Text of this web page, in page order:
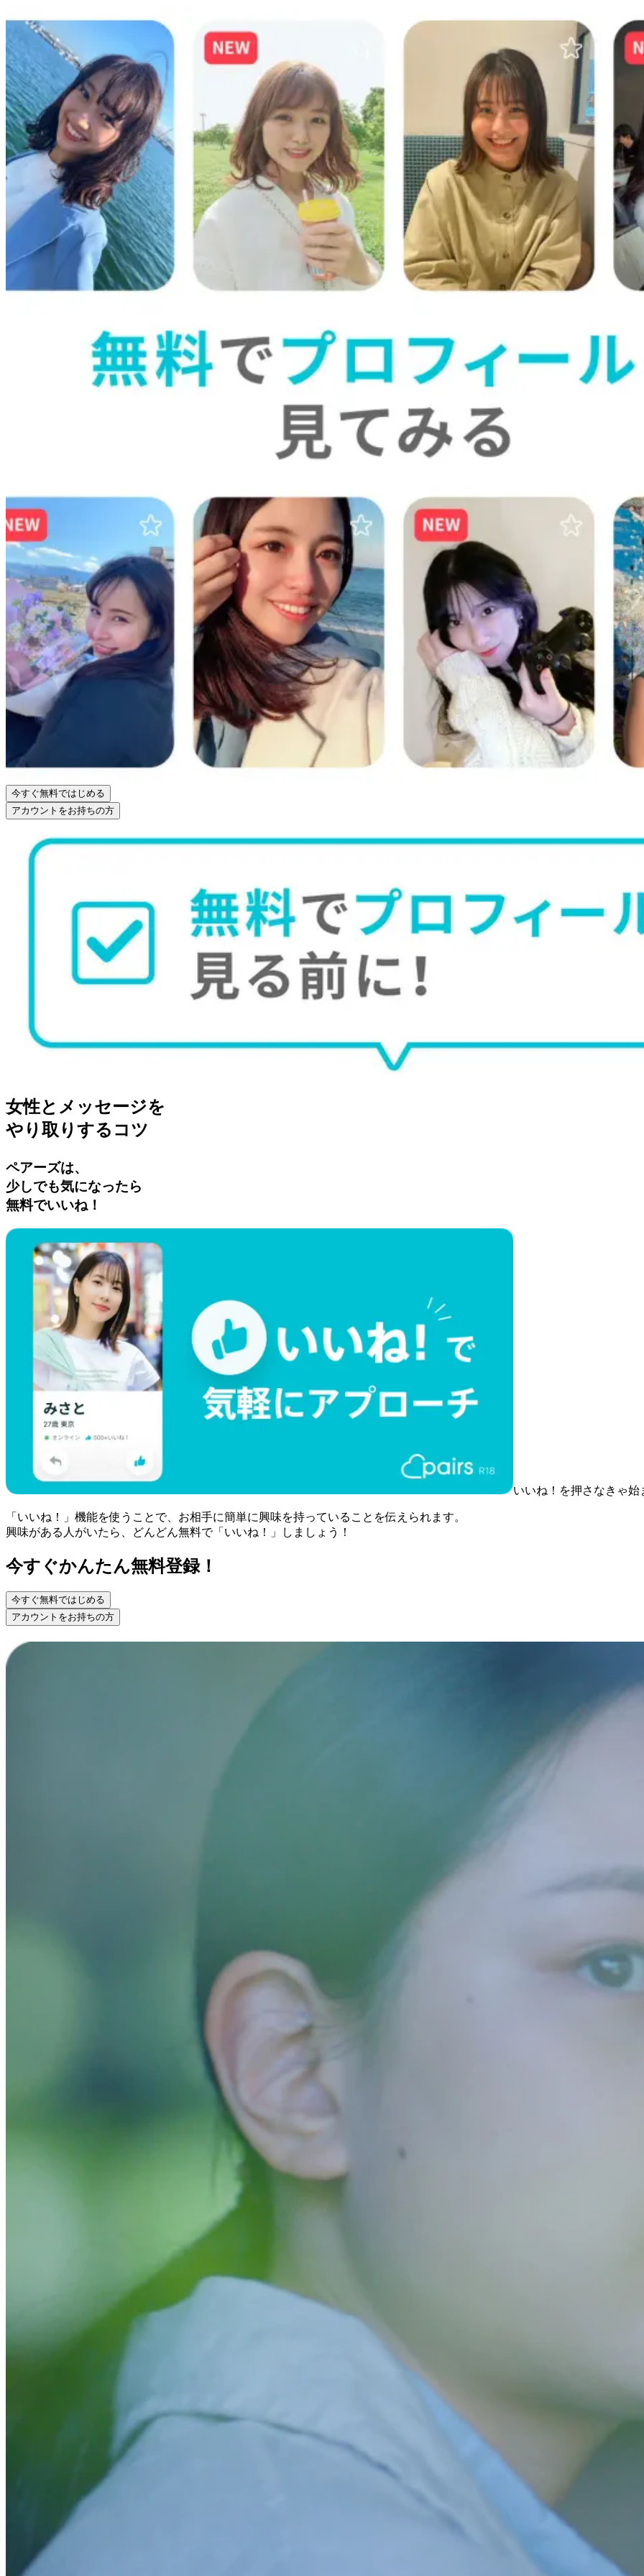
今すぐ無料ではじめる
アカウントをお持ちの方
女性とメッセージを
やり取りするコツ
ペアーズは、
少しでも気になったら
無料でいいね！
いいね！を押さなきゃ始
「いいね！」機能を使うことで、お相手に簡単に興味を持っていることを伝えられます。
興味がある人がいたら、どんどん無料で「いいね！」しましょう！
今すぐかんたん無料登録！
今すぐ無料ではじめる
アカウントをお持ちの方